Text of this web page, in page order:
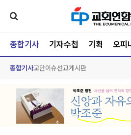
종합기사 기자수첩 기획 오피
종합기사교단이슈선교게시판